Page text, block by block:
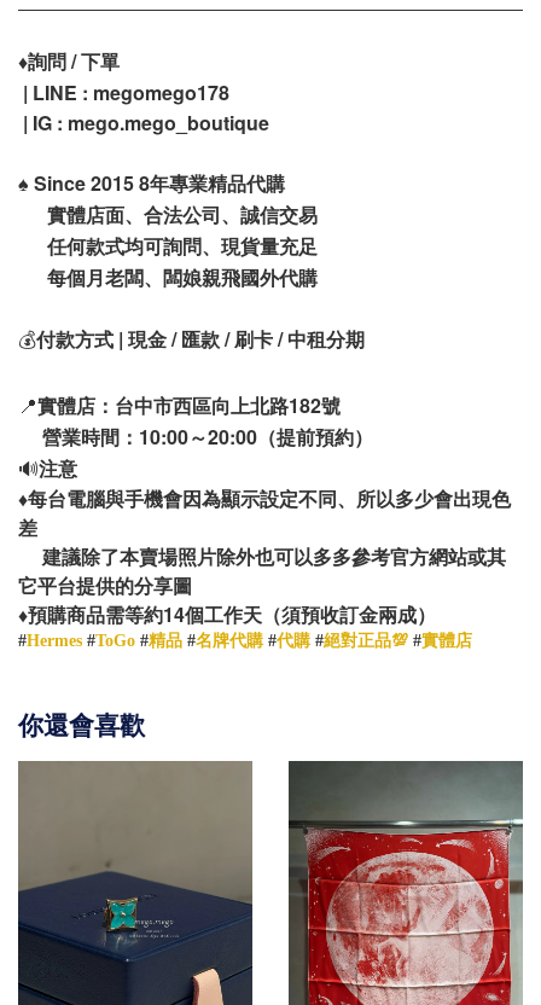
♦️詢問 / 下單
| LINE : megomego178
| IG : mego.mego_boutique
♠️ Since 2015 8年專業精品代購
實體店面、合法公司、誠信交易
任何款式均可詢問、現貨量充足
每個月老闆、闆娘親飛國外代購
💰付款方式 | 現金 / 匯款 / 刷卡 / 中租分期
📍實體店：台中市西區向上北路182號
營業時間：10:00～20:00（提前預約）
🔊注意
♦️每台電腦與手機會因為顯示設定不同、所以多少會出現色
差
建議除了本賣場照片除外也可以多多參考官方網站或其
它平台提供的分享圖
♦️預購商品需等約14個工作天（須預收訂金兩成）
#Hermes #ToGo #精品 #名牌代購 #代購 #絕對正品💯 #實體店
你還會喜歡